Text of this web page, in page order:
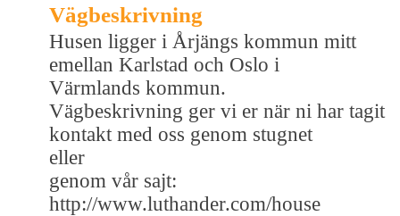
Vägbeskrivning
Husen ligger i Årjängs kommun mitt
emellan Karlstad och Oslo i
Värmlands kommun.
Vägbeskrivning ger vi er när ni har tagit
kontakt med oss genom stugnet
eller
genom vår sajt:
http://www.luthander.com/house